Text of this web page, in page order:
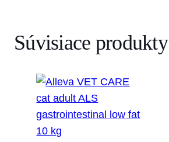
Súvisiace produkty